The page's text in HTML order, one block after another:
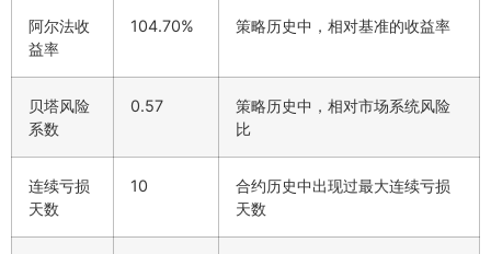
阿尔法收
益率
104.70% 策略历史中，相对基准的收益率
贝塔风险
系数
0.57
策略历史中，相对市场系统风险
比
连续亏损
天数
10
合约历史中出现过最大连续亏损
天数